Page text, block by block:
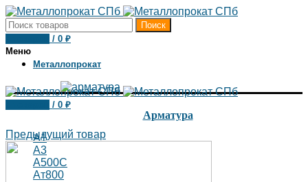
Поиск
/ 0 ₽
Меню
/ 0 ₽
Металлопрокат
Арматура
А1
А3
А500С
Ат800
Предыдущий товар